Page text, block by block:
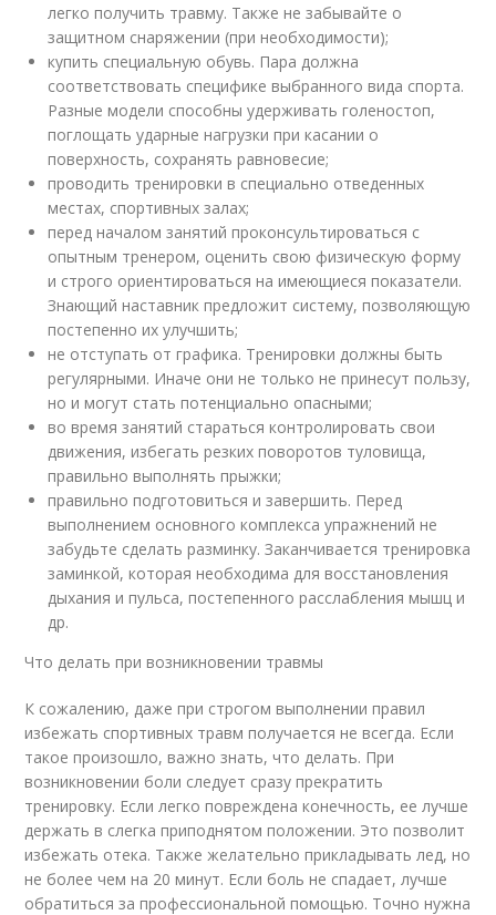
легко получить травму. Также не забывайте о
защитном снаряжении (при необходимости);
купить специальную обувь. Пара должна
соответствовать специфике выбранного вида спорта.
Разные модели способны удерживать голеностоп,
поглощать ударные нагрузки при касании о
поверхность, сохранять равновесие;
проводить тренировки в специально отведенных
местах, спортивных залах;
перед началом занятий проконсультироваться с
опытным тренером, оценить свою физическую форму
и строго ориентироваться на имеющиеся показатели.
Знающий наставник предложит систему, позволяющую
постепенно их улучшить;
не отступать от графика. Тренировки должны быть
регулярными. Иначе они не только не принесут пользу,
но и могут стать потенциально опасными;
во время занятий стараться контролировать свои
движения, избегать резких поворотов туловища,
правильно выполнять прыжки;
правильно подготовиться и завершить. Перед
выполнением основного комплекса упражнений не
забудьте сделать разминку. Заканчивается тренировка
заминкой, которая необходима для восстановления
дыхания и пульса, постепенного расслабления мышц и
др.
Что делать при возникновении травмы
К сожалению, даже при строгом выполнении правил
избежать спортивных травм получается не всегда. Если
такое произошло, важно знать, что делать. При
возникновении боли следует сразу прекратить
тренировку. Если легко повреждена конечность, ее лучше
держать в слегка приподнятом положении. Это позволит
избежать отека. Также желательно прикладывать лед, но
не более чем на 20 минут. Если боль не спадает, лучше
обратиться за профессиональной помощью. Точно нужна